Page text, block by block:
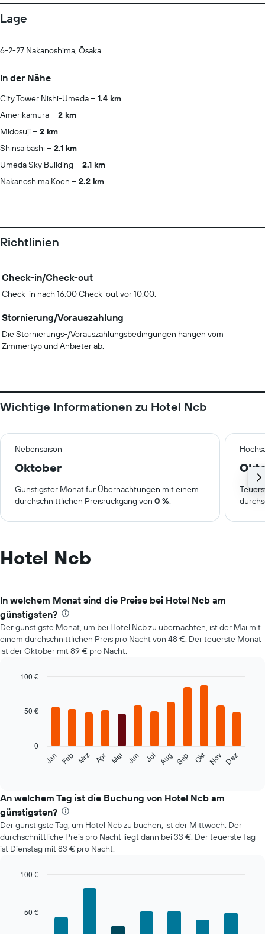
Lage
6-2-27 Nakanoshima, Ōsaka
In der Nähe
City Tower Nishi-Umeda
1.4 km
Amerikamura
2 km
Midosuji
2 km
Shinsaibashi
2.1 km
Umeda Sky Building
2.1 km
Nakanoshima Koen
2.2 km
Richtlinien
Check-in/Check-out
Check-in nach 16:00 Check-out vor 10:00.
Stornierung/Vorauszahlung
Die Stornierungs-/Vorauszahlungsbedingungen hängen vom
Zimmertyp und Anbieter ab.
Wichtige Informationen zu Hotel Ncb
Nebensaison
Oktober
Günstigster Monat für Übernachtungen mit einem
durchschnittlichen Preisrückgang von 0 %.
Hotel Ncb
In welchem Monat sind die Preise bei Hotel Ncb am
günstigsten?
Der günstigste Monat, um bei Hotel Ncb zu übernachten, ist der Mai mit
einem durchschnittlichen Preis pro Nacht von 48 €. Der teuerste Monat
ist der Oktober mit 89 € pro Nacht.
with
folgende
den
durchschnittlichen
Zimmerpreis
im
jeweiligen
Monat
Das
Jan Feb Mrz Apr Mai Jun Jul Aug Sep Okt Nov Dez
0
50 €
100 €
An welchem Tag ist die Buchung von Hotel Ncb am
günstigsten?
Der günstigste Tag, um Hotel Ncb zu buchen, ist der Mittwoch. Der
durchschnittliche Preis pro Nacht liegt dann bei 33 €. Der teuerste Tag
ist Dienstag mit 83 € pro Nacht.
50 €
100 €